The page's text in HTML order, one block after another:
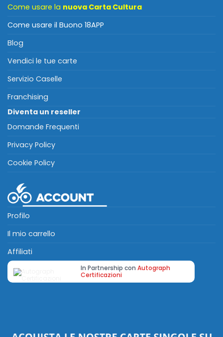
Come usare la nuova Carta Cultura
Come usare il Buono 18APP
Blog
Vendici le tue carte
Servizio Caselle
Franchising
Diventa un reseller
Domande Frequenti
Privacy Policy
Cookie Policy
Profilo
Il mio carrello
Affiliati
In Partnership con Autograph
Certificazioni